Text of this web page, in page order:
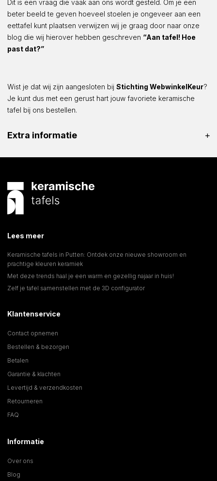
Dit is een vraag die vaak aan ons wordt gesteld. Om je een
beter beeld te geven hoeveel stoelen je ongeveer aan een
eettafel kunt plaatsen verwijzen wij je graag door naar onze
blog die wij hierover hebben geschreven “Aan tafel! Hoe
past dat?”
Wist je dat wij zijn aangesloten bij Stichting WebwinkelKeur?
Je kunt dus met een gerust hart jouw favoriete keramische
tafel bij ons bestellen.
Extra informatie
Lees meer
Keramische tafels in Putten: Ontdek onze nieuwe showroom en
prachtige kleuren keramiek
Met deze trends haal je een warm en gezellig najaar in huis!
Zelf je tafel samenstellen met de 3D configurator
Klantenservice
Contact opnemen
Bestellen & bezorgen
Betalen
Garantie & klachten
Levertijd & verzendkosten
Retourneren
FAQ
Informatie
Over ons
Blog